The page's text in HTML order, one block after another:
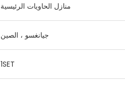
منازل الحاويات الرئيسية
جيانغسو ، الصين
1SET